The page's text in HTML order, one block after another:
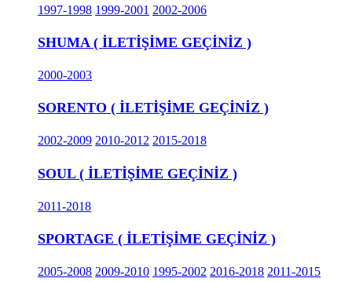
1997-1998 1999-2001 2002-2006
SHUMA ( İLETİŞİME GEÇİNİZ )
2000-2003
SORENTO ( İLETİŞİME GEÇİNİZ )
2002-2009 2010-2012 2015-2018
SOUL ( İLETİŞİME GEÇİNİZ )
2011-2018
SPORTAGE ( İLETİŞİME GEÇİNİZ )
2005-2008 2009-2010 1995-2002 2016-2018 2011-2015